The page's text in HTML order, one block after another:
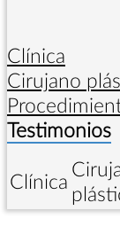
Clínica
Cirujano
Testimonios
Clínica